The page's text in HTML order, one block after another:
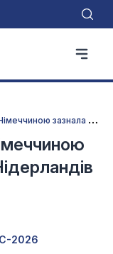
Ч
С-2026. Слідом за Німеччиною зазнала краху збірна Нідерландів (відео)
2026